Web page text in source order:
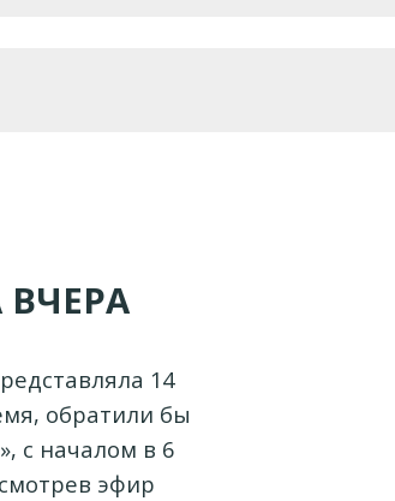
14
обратили бы
с началом в 6
эфир